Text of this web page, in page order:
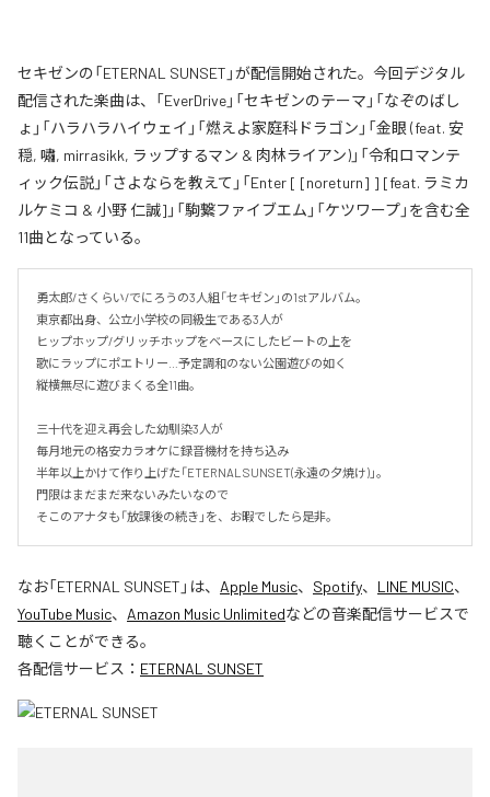
セキゼンの「ETERNAL SUNSET」が配信開始された。今回デジタル
配信された楽曲は、「EverDrive」「セキゼンのテーマ」「なぞのばし
ょ」「ハラハラハイウェイ」「燃えよ家庭科ドラゴン」「金眼 (feat. 安
穏, 嘯, mirrasikk, ラップするマン & 肉林ライアン)」「令和ロマンテ
ィック伝説」「さよならを教えて」「Enter [ [noreturn] ] [feat. ラミカ
ルケミコ & 小野 仁誠]」「駒繋ファイブエム」「ケツワープ」を含む全
11曲となっている。
勇太郎/さくらい/でにろうの3人組「セキゼン」の1stアルバム。
東京都出身、公立小学校の同級生である3人が
ヒップホップ/グリッチホップをベースにしたビートの上を
歌にラップにポエトリー…予定調和のない公園遊びの如く
縦横無尽に遊びまくる全11曲。
三十代を迎え再会した幼馴染3人が
毎月地元の格安カラオケに録音機材を持ち込み
半年以上かけて作り上げた「ETERNAL SUNSET(永遠の夕焼け)」。
門限はまだまだ来ないみたいなので
そこのアナタも「放課後の続き」を、お暇でしたら是非。
なお「ETERNAL SUNSET 」は、 Apple Music、 Spotify、 LINE MUSIC、
YouTube Music、 Amazon Music Unlimitedなどの音楽配信サービスで
聴くことができる。
各配信サービス： ETERNAL SUNSET